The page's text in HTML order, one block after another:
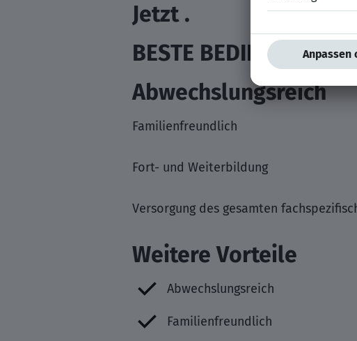
Jetzt .
BESTE BEDINGUNGEN
Abwechslungsreich
Familienfreundlich
Fort- und Weiterbildung
Versorgung des gesamten
Weitere Vorteile
Abwechslungsreich
Familienfreundlich